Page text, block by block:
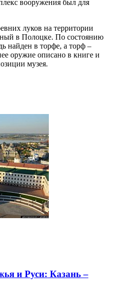
вооружения был для
луков на территории
в Полоцке. По состоянию
найден в торфе, а торф –
оружие описано в книге и
музея.
и Руси: Казань –